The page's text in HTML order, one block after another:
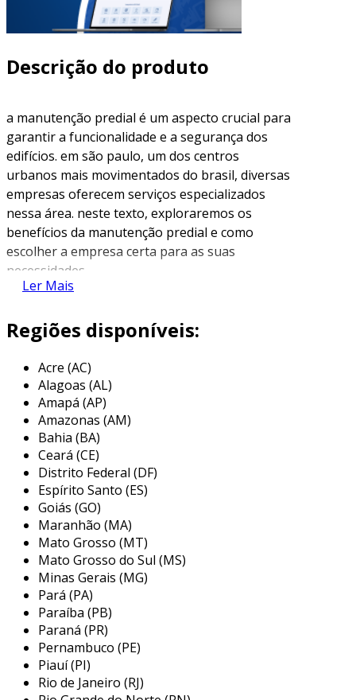
Descrição do produto
a manutenção predial é um aspecto crucial para
garantir a funcionalidade e a segurança dos
edifícios. em são paulo, um dos centros
urbanos mais movimentados do brasil, diversas
empresas oferecem serviços especializados
nessa área. neste texto, exploraremos os
benefícios da manutenção predial e como
escolher a empresa certa para as suas
necessidades.
a manutenção predial abrange uma série de
das estruturas e sistemas de um edifício. isso
inclui:
conservação estrutural
edificação mantenha sua segurança e
durabilidade.
manutenção de sistemas
instalações elétricas, hidráulicas e de
climatização.
estética e funcionalidade
ambiente agradável e funcional para
moradores e usuários.
adicionalmente, uma boa manutenção predial
pode prevenir problemas maiores, como
infiltrações e falhas elétricas, que podem
acarretar altos custos de reparo.
Ler Mais
Regiões disponíveis:
Acre (AC)
Alagoas (AL)
Amapá (AP)
Amazonas (AM)
Bahia (BA)
Ceará (CE)
Distrito Federal (DF)
Espírito Santo (ES)
Goiás (GO)
Maranhão (MA)
Mato Grosso (MT)
Mato Grosso do Sul (MS)
Minas Gerais (MG)
Pará (PA)
Paraíba (PB)
Paraná (PR)
Pernambuco (PE)
Piauí (PI)
Rio de Janeiro (RJ)